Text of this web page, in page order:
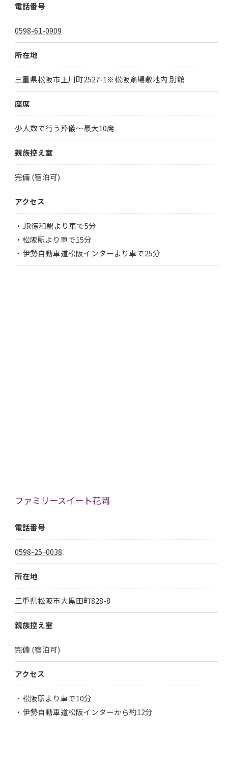
電話番号
0598-61-0909
所在地
三重県松阪市上川町2527-1※松阪斎場敷地内 別館
座席
少人数で行う葬儀～最大10席
親族控え室
完備 (宿泊可)
アクセス
・JR徳和駅より車で5分
・松阪駅より車で15分
・伊勢自動車道松阪インターより車で25分
ファミリースイート花岡
電話番号
0598-25ｰ0038
所在地
三重県松阪市大黒田町828-8
親族控え室
完備 (宿泊可)
アクセス
・松阪駅より車で10分
・伊勢自動車道松阪インターから約12分